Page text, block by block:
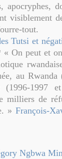
apocryphes,
visiblement
tout.
Tutsi et
« On peut et
au
(1996-1997
milliers de
» François-
Ngbwa